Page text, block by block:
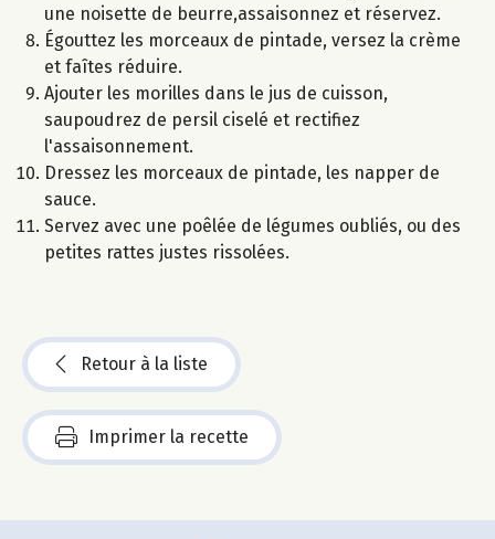
une noisette de beurre,assaisonnez et réservez.
Égouttez les morceaux de pintade, versez la crème
et faîtes réduire.
Ajouter les morilles dans le jus de cuisson,
saupoudrez de persil ciselé et rectifiez
l'assaisonnement.
Dressez les morceaux de pintade, les napper de
sauce.
Servez avec une poêlée de légumes oubliés, ou des
petites rattes justes rissolées.
Retour à la liste
Imprimer la recette